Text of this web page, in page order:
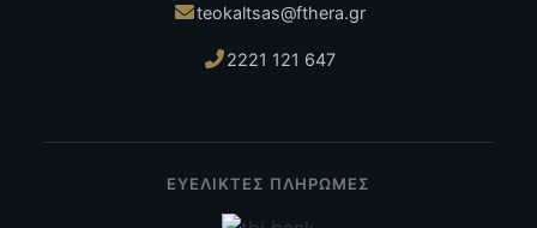
teokaltsas@fthera.gr
2221 121 647
ΕΥΕΛΙΚΤΕΣ ΠΛΗΡΩΜΕΣ